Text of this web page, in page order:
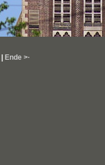
Ende >·